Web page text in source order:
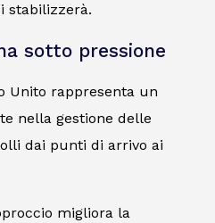
stabilizzerà.
sotto pressione
Unito rappresenta un
nella gestione delle
dai punti di arrivo ai
migliora la